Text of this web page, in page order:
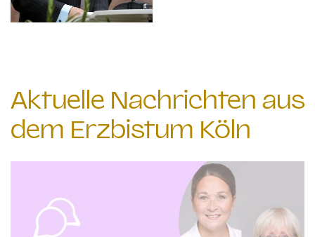
Aktuelle Nachrichten aus
dem Erzbistum Köln